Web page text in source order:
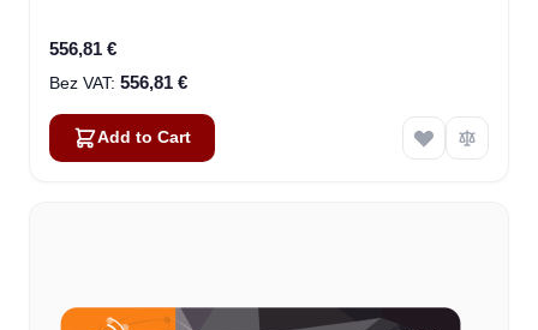
556,81 €
556,81 €
Add to Cart